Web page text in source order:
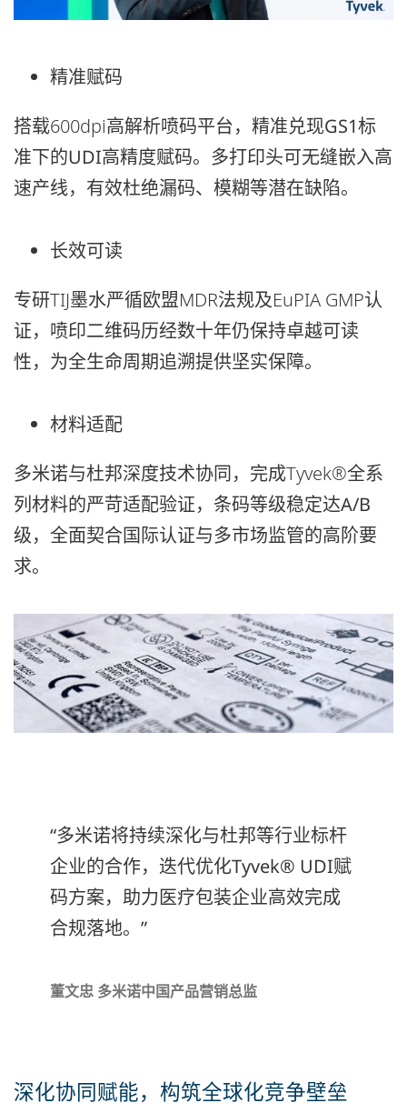
精准赋码
搭载600dpi高解析喷码平台， 精准兑现GS1标
准下的UDI高精度赋码。多打印头可无缝嵌入高
速产线，有效杜绝漏码、模糊等潜在缺陷。
长效可读
专研TIJ墨水严循欧盟MDR法规及EuPIA GMP认
证， 喷印二维码历经数十年仍保持卓越可读
性，为全生命周期追溯提供坚实保障。
材料适配
多米诺与杜邦深度技术协同，完成Tyvek®全系
列材料的严苛适配验证， 条码等级稳定达A/B
级，全面契合国际认证与多市场监管的高阶要
求。
“多米诺将持续深化与杜邦等行业标杆
企业的合作，迭代优化Tyvek® UDI赋
码方案，助力医疗包装企业高效完成
合规落地。”
董文忠 多米诺中国产品营销总监
深化协同赋能，构筑全球化竞争壁垒